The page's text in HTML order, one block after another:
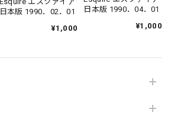
日本版 1990．02．01
¥1,000
日本版 1990．04．01
¥1,000